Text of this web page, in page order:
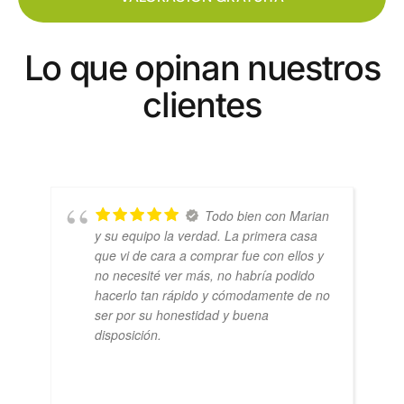
Lo que opinan nuestros
clientes
Todo bien con Marian
y su equipo la verdad. La primera casa
que vi de cara a comprar fue con ellos y
no necesité ver más, no habría podido
hacerlo tan rápido y cómodamente de no
ser por su honestidad y buena
disposición.